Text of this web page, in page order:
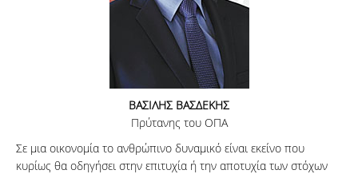
ΒΑΣΙΛΗΣ ΒΑΣΔΕΚΗΣ
Πρύτανης του ΟΠΑ
Σε μια οικονομία το ανθρώπινο δυναμικό είναι εκείνο που
κυρίως θα οδηγήσει στην επιτυχία ή την αποτυχία των στόχων